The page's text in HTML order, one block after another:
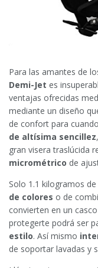
Para las amantes de
Demi-Jet es
ventajas ofrecidas
mediante un diseño
de confort para
de altísima sencillez
gran visera traslúcida
micrométrico de
Solo 1.1 kilogramos
de colores o de
convierten en un
protegerte podrá ser
estilo. Así mismo
de soportar lavadas y